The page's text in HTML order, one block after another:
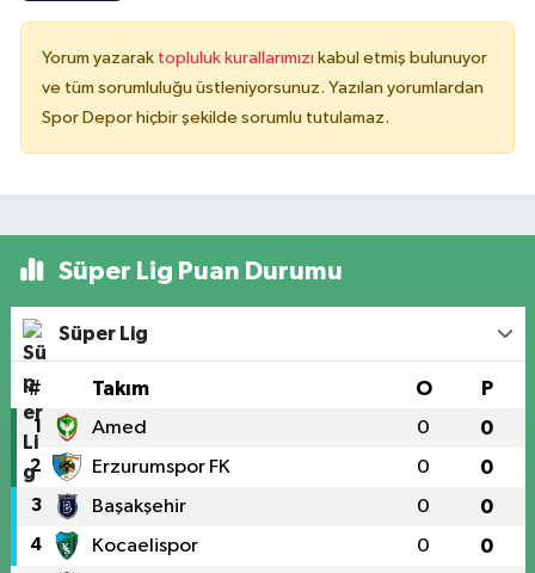
Yorum yazarak topluluk kurallarımızı kabul etmiş bulunuyor
ve tüm sorumluluğu üstleniyorsunuz. Yazılan yorumlardan
Spor Depor hiçbir şekilde sorumlu tutulamaz.
Süper Lig Puan Durumu
Süper Lig
# Takım O P
1 Amed 0 0
2 Erzurumspor FK 0 0
3 Başakşehir 0 0
4 Kocaelispor 0 0